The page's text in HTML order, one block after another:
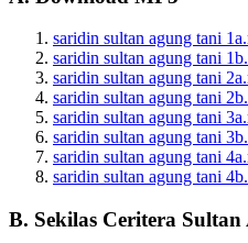
saridin sultan agung tani
saridin sultan agung tani
saridin sultan agung tani
saridin sultan agung tani
saridin sultan agung tani
saridin sultan agung tani
saridin sultan agung tani
saridin sultan agung tani
B. Sekilas Ceritera